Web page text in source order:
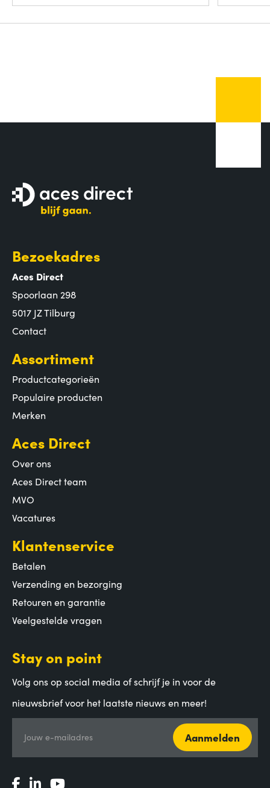
Bezoekadres
Aces Direct
Spoorlaan 298
5017 JZ Tilburg
Contact
Assortiment
Productcategorieën
Populaire producten
Merken
Aces Direct
Over ons
Aces Direct team
MVO
Vacatures
Klantenservice
Betalen
Verzending en bezorging
Retouren en garantie
Veelgestelde vragen
Stay on point
Volg ons op social media of schrijf je in voor de
nieuwsbrief voor het laatste nieuws en meer!
Jouw e-mailadres Aanmelden